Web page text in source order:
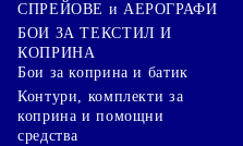
СПРЕЙОВЕ и АЕРОГРАФИ
БОИ ЗА ТЕКСТИЛ И
КОПРИНА
Бои за коприна и батик
Контури, комплекти за
коприна и помощни
средства